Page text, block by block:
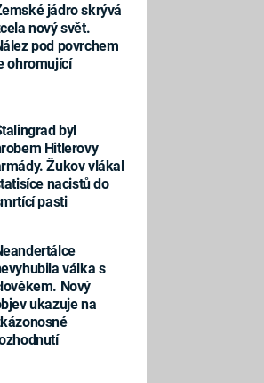
jádro skrývá
nový svět.
pod povrchem
ohromující
byl
Hitlerovy
Žukov vlákal
nacistů do
pasti
válka s
Nový
ukazuje na